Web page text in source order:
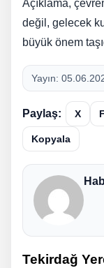
Açıklama,
değil, gelecek
büyük önem
Yayın:
Paylaş: X
Kopyala
Tekirdağ